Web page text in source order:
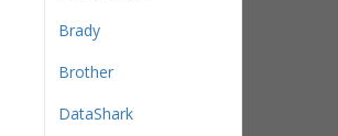
Brady
Brother
DataShark